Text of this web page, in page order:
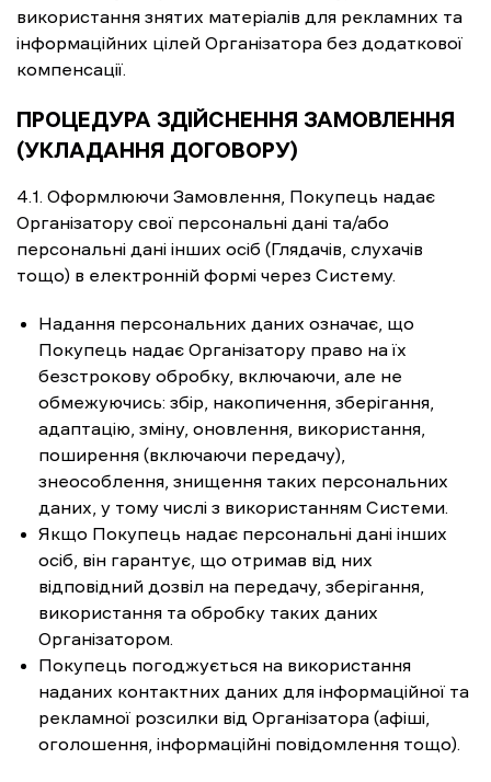
використання знятих матеріалів для рекламних та
інформаційних цілей Організатора без додаткової
компенсації.
ПРОЦЕДУРА ЗДІЙСНЕННЯ ЗАМОВЛЕННЯ
(УКЛАДАННЯ ДОГОВОРУ)
4.1. Оформлюючи Замовлення, Покупець надає
Організатору свої персональні дані та/або
персональні дані інших осіб (Глядачів, слухачів
тощо) в електронній формі через Систему.
Надання персональних даних означає, що
Покупець надає Організатору право на їх
безстрокову обробку, включаючи, але не
обмежуючись: збір, накопичення, зберігання,
адаптацію, зміну, оновлення, використання,
поширення (включаючи передачу),
знеособлення, знищення таких персональних
даних, у тому числі з використанням Системи.
Якщо Покупець надає персональні дані інших
осіб, він гарантує, що отримав від них
відповідний дозвіл на передачу, зберігання,
використання та обробку таких даних
Організатором.
Покупець погоджується на використання
наданих контактних даних для інформаційної та
рекламної розсилки від Організатора (афіші,
оголошення, інформаційні повідомлення тощо).